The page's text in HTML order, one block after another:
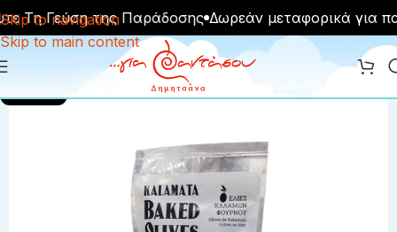
Skip to navigation
Skip to main content
Τη Γεύση της Παράδοσης Δωρεάν μεταφορικά για
SOLD OUT